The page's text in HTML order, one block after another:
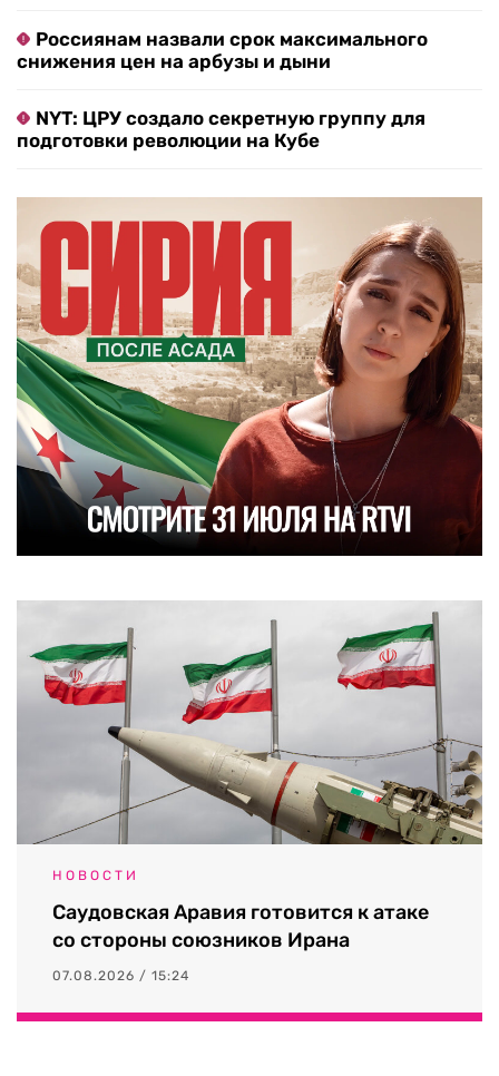
Россиянам назвали срок максимального
снижения цен на арбузы и дыни
NYT: ЦРУ создало секретную группу для
подготовки революции на Кубе
НОВОСТИ
Саудовская Аравия готовится к атаке
со стороны союзников Ирана
07.08.2026 / 15:24